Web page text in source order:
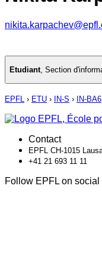
Etudiant, Section
EPFL › ETU › IN-S › IN-BA6
Contact
EPFL CH-1015
+41 21 693 11 11
Follow EPFL on social